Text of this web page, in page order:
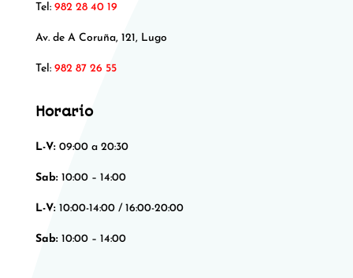
Tel: 982 28 40 19
Av. de A Coruña, 121, Lugo
Tel: 982 87 26 55
Horario
L-V: 09:00 a 20:30
Sab: 10:00 – 14:00
L-V:10:00-14:00 / 16:00-20:00
Sab: 10:00 – 14:00